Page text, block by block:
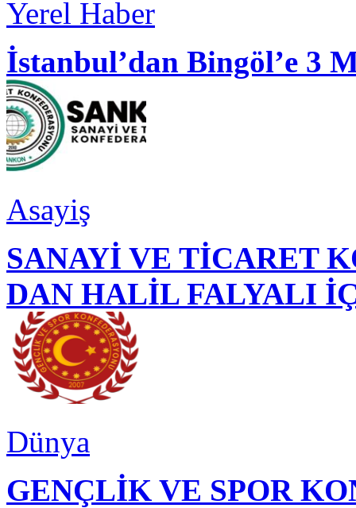
Yerel Haber
İstanbul’dan Bingöl’e 3
Asayiş
SANAYİ VE TİCARET
DAN HALİL FALYALI
Dünya
GENÇLİK VE SPOR